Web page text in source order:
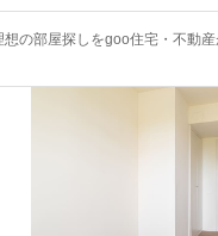
の部屋探しをgoo住宅・不動産